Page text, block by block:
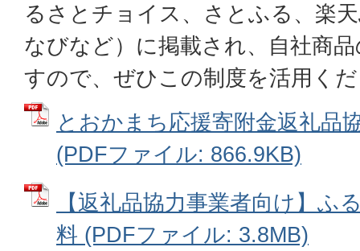
るさとチョイス、さとふる、楽
なびなど）に掲載され、自社商
すので、ぜひこの制度を活用く
とおかまち応援寄附金返礼品
(PDFファイル: 866.9KB)
【返礼品協力事業者向け】ふ
料 (PDFファイル: 3.8MB)